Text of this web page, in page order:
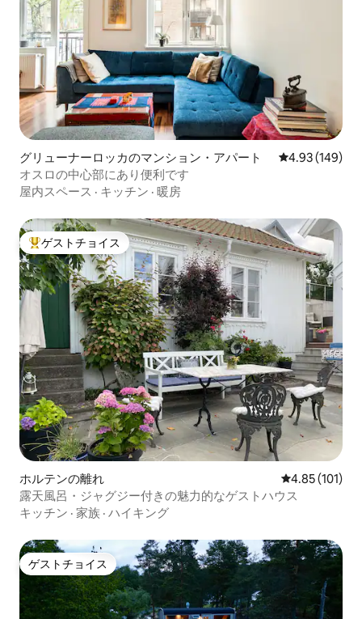
グリューナーロッカのマンション・アパート レビュー149
4.93 (149)
オスロの中心部にあり便利です
屋内スペース · キッチン · 暖房
大好評のゲストチョイスです。
ゲストチョイス
ホルテンの離れ レビュー101
4.85 (101)
露天風呂・ジャグジー付きの魅力的なゲストハウス
キッチン · 家族 · ハイキング
ゲストチョイス
ゲストチョイス